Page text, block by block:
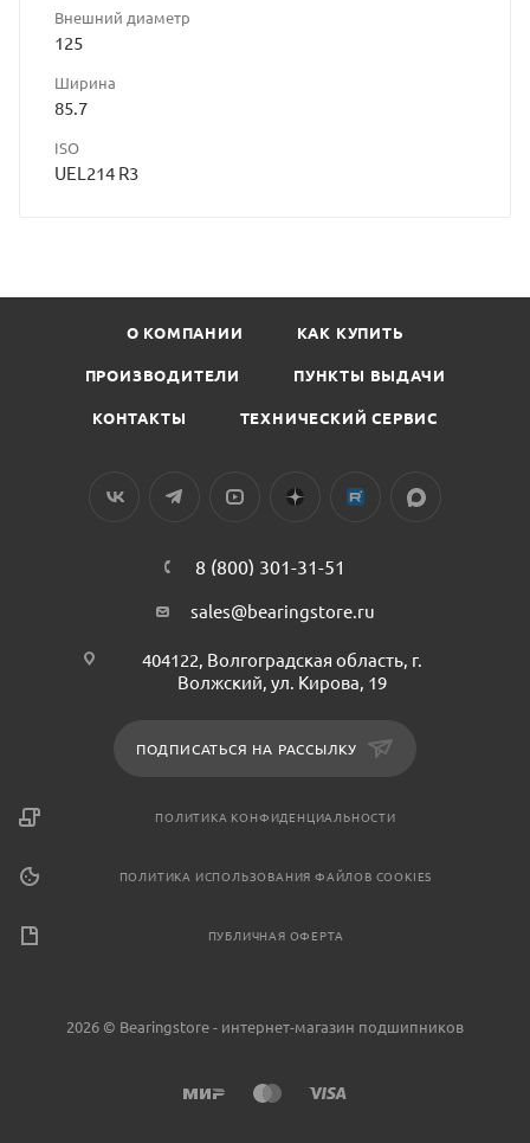
Внешний диаметр
125
Ширина
85.7
ISO
UEL214 R3
О КОМПАНИИ КАК КУПИТЬ
ПРОИЗВОДИТЕЛИ ПУНКТЫ ВЫДАЧИ
КОНТАКТЫ ТЕХНИЧЕСКИЙ СЕРВИС
8 (800) 301-31-51
sales@bearingstore.ru
404122, Волгоградская область, г.
Волжский, ул. Кирова, 19
ПОДПИСАТЬСЯ НА РАССЫЛКУ
ПОЛИТИКА КОНФИДЕНЦИАЛЬНОСТИ
ПОЛИТИКА ИСПОЛЬЗОВАНИЯ ФАЙЛОВ COOKIES
ПУБЛИЧНАЯ ОФЕРТА
2026 © Bearingstore - интернет-магазин подшипников